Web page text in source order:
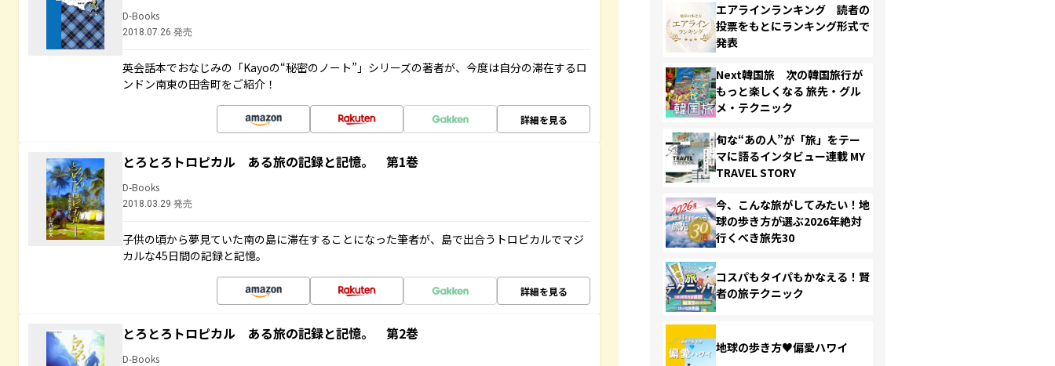
D-Books
2018.07.26 発売
英会話本でおなじみの「Kayoの“秘密のノート”」シリーズの著者が、今度は自分の滞在するロ
ンドン南東の田舎町をご紹介！
詳細を見る
とろとろトロピカル ある旅の記録と記憶。 第1巻
D-Books
2018.03.29 発売
子供の頃から夢見ていた南の島に滞在することになった筆者が、島で出合うトロピカルでマジ
カルな45日間の記録と記憶。
詳細を見る
とろとろトロピカル ある旅の記録と記憶。 第2巻
D-Books
エアラインランキング 読者の
投票をもとにランキング形式で
発表
Next韓国旅 次の韓国旅行が
もっと楽しくなる 旅先・グル
メ・テクニック
旬な“あの人”が「旅」をテー
マに語るインタビュー連載 MY
TRAVEL STORY
今、こんな旅がしてみたい！地
球の歩き方が選ぶ2026年絶対
行くべき旅先30
コスパもタイパもかなえる！賢
者の旅テクニック
地球の歩き方♥偏愛ハワイ